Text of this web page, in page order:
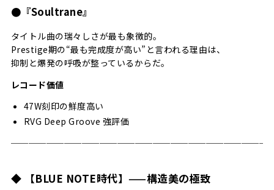
●『Soultrane』
タイトル曲の瑞々しさが最も象徴的。
Prestige期の“最も完成度が高い”と言われる理由は、
抑制と爆発の呼吸が整っているからだ。
レコード価値
47W刻印の鮮度高い
RVG Deep Groove 強評価
◆ 【BLUE NOTE時代】——構造美の極致